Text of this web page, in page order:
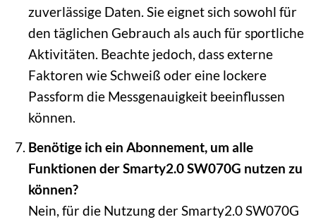
zuverlässige Daten. Sie eignet sich sowohl für
den täglichen Gebrauch als auch für sportliche
Aktivitäten. Beachte jedoch, dass externe
Faktoren wie Schweiß oder eine lockere
Passform die Messgenauigkeit beeinflussen
können.
Benötige ich ein Abonnement, um alle
Funktionen der Smarty2.0 SW070G nutzen zu
können?
Nein, für die Nutzung der Smarty2.0 SW070G